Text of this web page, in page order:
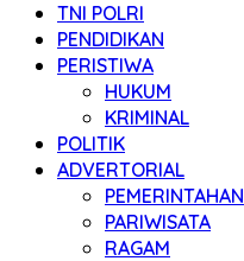
TNI POLRI
PENDIDIKAN
PERISTIWA
HUKUM
KRIMINAL
POLITIK
ADVERTORIAL
PEMERINTAHAN
PARIWISATA
RAGAM